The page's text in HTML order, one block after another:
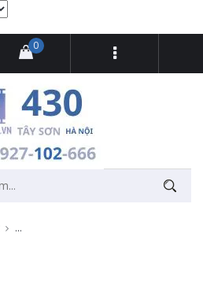
0
Thu âm tổng đài song ngữ Việt - Anh: